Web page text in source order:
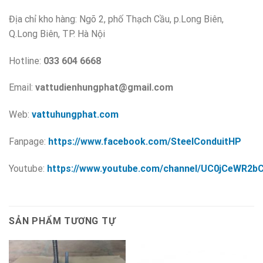
Địa chỉ kho hàng: Ngõ 2, phố Thạch Cầu, p.Long Biên,
Q.Long Biên, TP. Hà Nội
Hotline: 033 604 6668
Email: vattudienhungphat@gmail.com
Web: vattuhungphat.com
Fanpage: https://www.facebook.com/SteelConduitHP
Youtube: https://www.youtube.com/channel/
SẢN PHẨM TƯƠNG TỰ